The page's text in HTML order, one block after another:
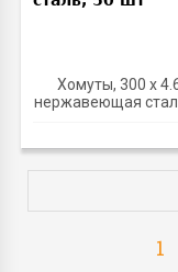
Хомуты, 300 х
нержавеющая
1